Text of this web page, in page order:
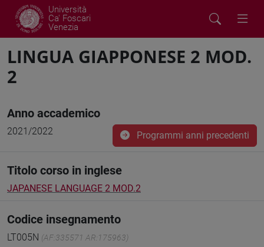
Università
Ca' Foscari
Venezia
LINGUA GIAPPONESE 2 MOD.
2
Anno accademico
2021/2022 Programmi anni precedenti
Titolo corso in inglese
JAPANESE LANGUAGE 2 MOD.2
Codice insegnamento
LT005N (AF:335571 AR:175963)